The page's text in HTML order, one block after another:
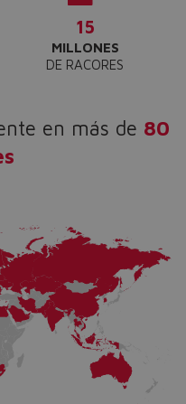
15
MILLONES
DE RACORES
en más de 80